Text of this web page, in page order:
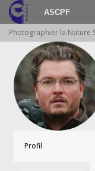
ASCPF
Photographier la Nature
Profil